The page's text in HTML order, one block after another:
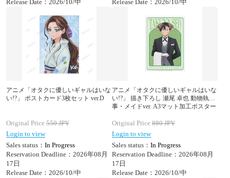
Release Date：2026/10/中
Release Date：2026/10/中
アニメ「オタクに優しいギャルはいな
い!?」 ポストカード3枚セット ver.D
Original Price 550JPY
Login to view
Sales status： In Progress
Reservation Deadline：2026年08月
17日
Release Date：2026/10/中
アニメ「オタクに優しいギャルはいな
い!?」 描き下ろし 瀬尾 卓也 動物執
事・メイドver. A3マット加工ポスター
Original Price 880JPY
Login to view
Sales status： In Progress
Reservation Deadline：2026年08月
17日
Release Date：2026/10/中